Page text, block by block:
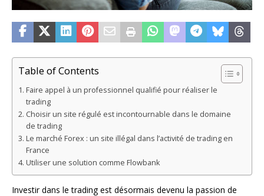
Table of Contents
Faire appel à un professionnel qualifié pour réaliser le
trading
Choisir un site régulé est incontournable dans le domaine
de trading
Le marché Forex : un site illégal dans l’activité de trading en
France
Utiliser une solution comme Flowbank
Investir dans le trading est désormais devenu la passion de